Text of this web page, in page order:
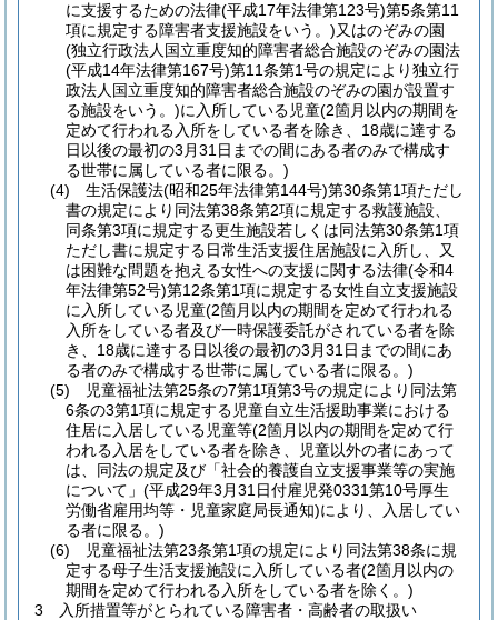
に支援するための法律(平成17年法律第123号)第5条第11
項に規定する障害者支援施設をいう。)又はのぞみの園
(独立行政法人国立重度知的障害者総合施設のぞみの園法
(平成14年法律第167号)第11条第1号の規定により独立行
政法人国立重度知的障害者総合施設のぞみの園が設置す
る施設をいう。)に入所している児童(2箇月以内の期間を
定めて行われる入所をしている者を除き、18歳に達する
日以後の最初の3月31日までの間にある者のみで構成す
る世帯に属している者に限る。)
(4) 生活保護法(昭和25年法律第144号)第30条第1項ただし
書の規定により同法第38条第2項に規定する救護施設、
同条第3項に規定する更生施設若しくは同法第30条第1項
ただし書に規定する日常生活支援住居施設に入所し、又
は困難な問題を抱える女性への支援に関する法律(令和4
年法律第52号)第12条第1項に規定する女性自立支援施設
に入所している児童(2箇月以内の期間を定めて行われる
入所をしている者及び一時保護委託がされている者を除
き、18歳に達する日以後の最初の3月31日までの間にあ
る者のみで構成する世帯に属している者に限る。)
(5) 児童福祉法第25条の7第1項第3号の規定により同法第
6条の3第1項に規定する児童自立生活援助事業における
住居に入居している児童等(2箇月以内の期間を定めて行
われる入居をしている者を除き、児童以外の者にあって
は、同法の規定及び「社会的養護自立支援事業等の実施
について」(平成29年3月31日付雇児発0331第10号厚生
労働省雇用均等・児童家庭局長通知)により、入居してい
る者に限る。)
(6) 児童福祉法第23条第1項の規定により同法第38条に規
定する母子生活支援施設に入所している者(2箇月以内の
期間を定めて行われる入所をしている者を除く。)
3 入所措置等がとられている障害者・高齢者の取扱い